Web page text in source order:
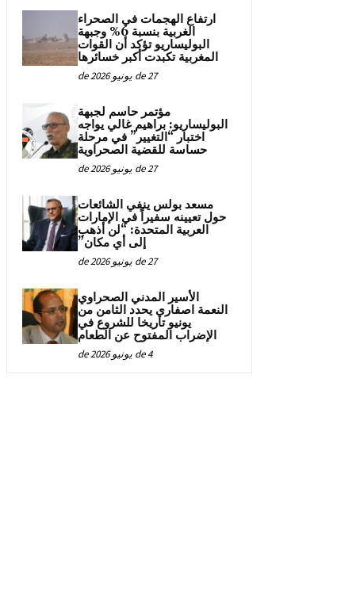
ارتفاع الهجمات في الصحراء
الغربية بنسبة 6% وجبهة
البوليساريو تؤكد أن القوات
المغربية تكبدت أكبر خسائرها
27 de يونيو de 2026
مؤتمر حاسم لجبهة
البوليساريو: براهيم غالي يواجه
اختبار “التغيير” في مرحلة
حساسة للقضية الصحراوية
27 de يونيو de 2026
مسعد بولس ينفي الشائعات
حول تعيينه سفيراً في الإمارات
العربية المتحدة: “لن أذهب
إلى أي مكان”
27 de يونيو de 2026
الأسير المدني الصحراوي
النعمة اصفاري يحدد الثامن من
يونيو تاريخا للشروع في
الإضراب المفتوح عن الطعام
4 de يونيو de 2026